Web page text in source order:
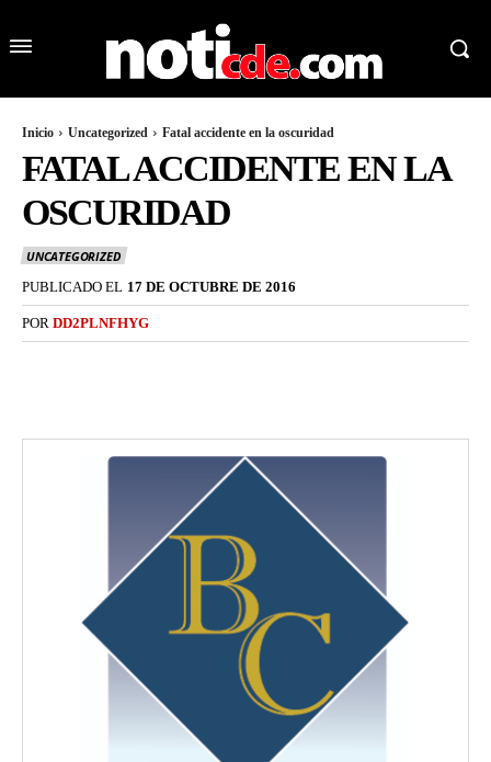
Inicio Uncategorized Fatal accidente en la oscuridad
FATAL ACCIDENTE EN LA
OSCURIDAD
UNCATEGORIZED
PUBLICADO EL 17 DE OCTUBRE DE 2016
POR DD2PLNFHYG